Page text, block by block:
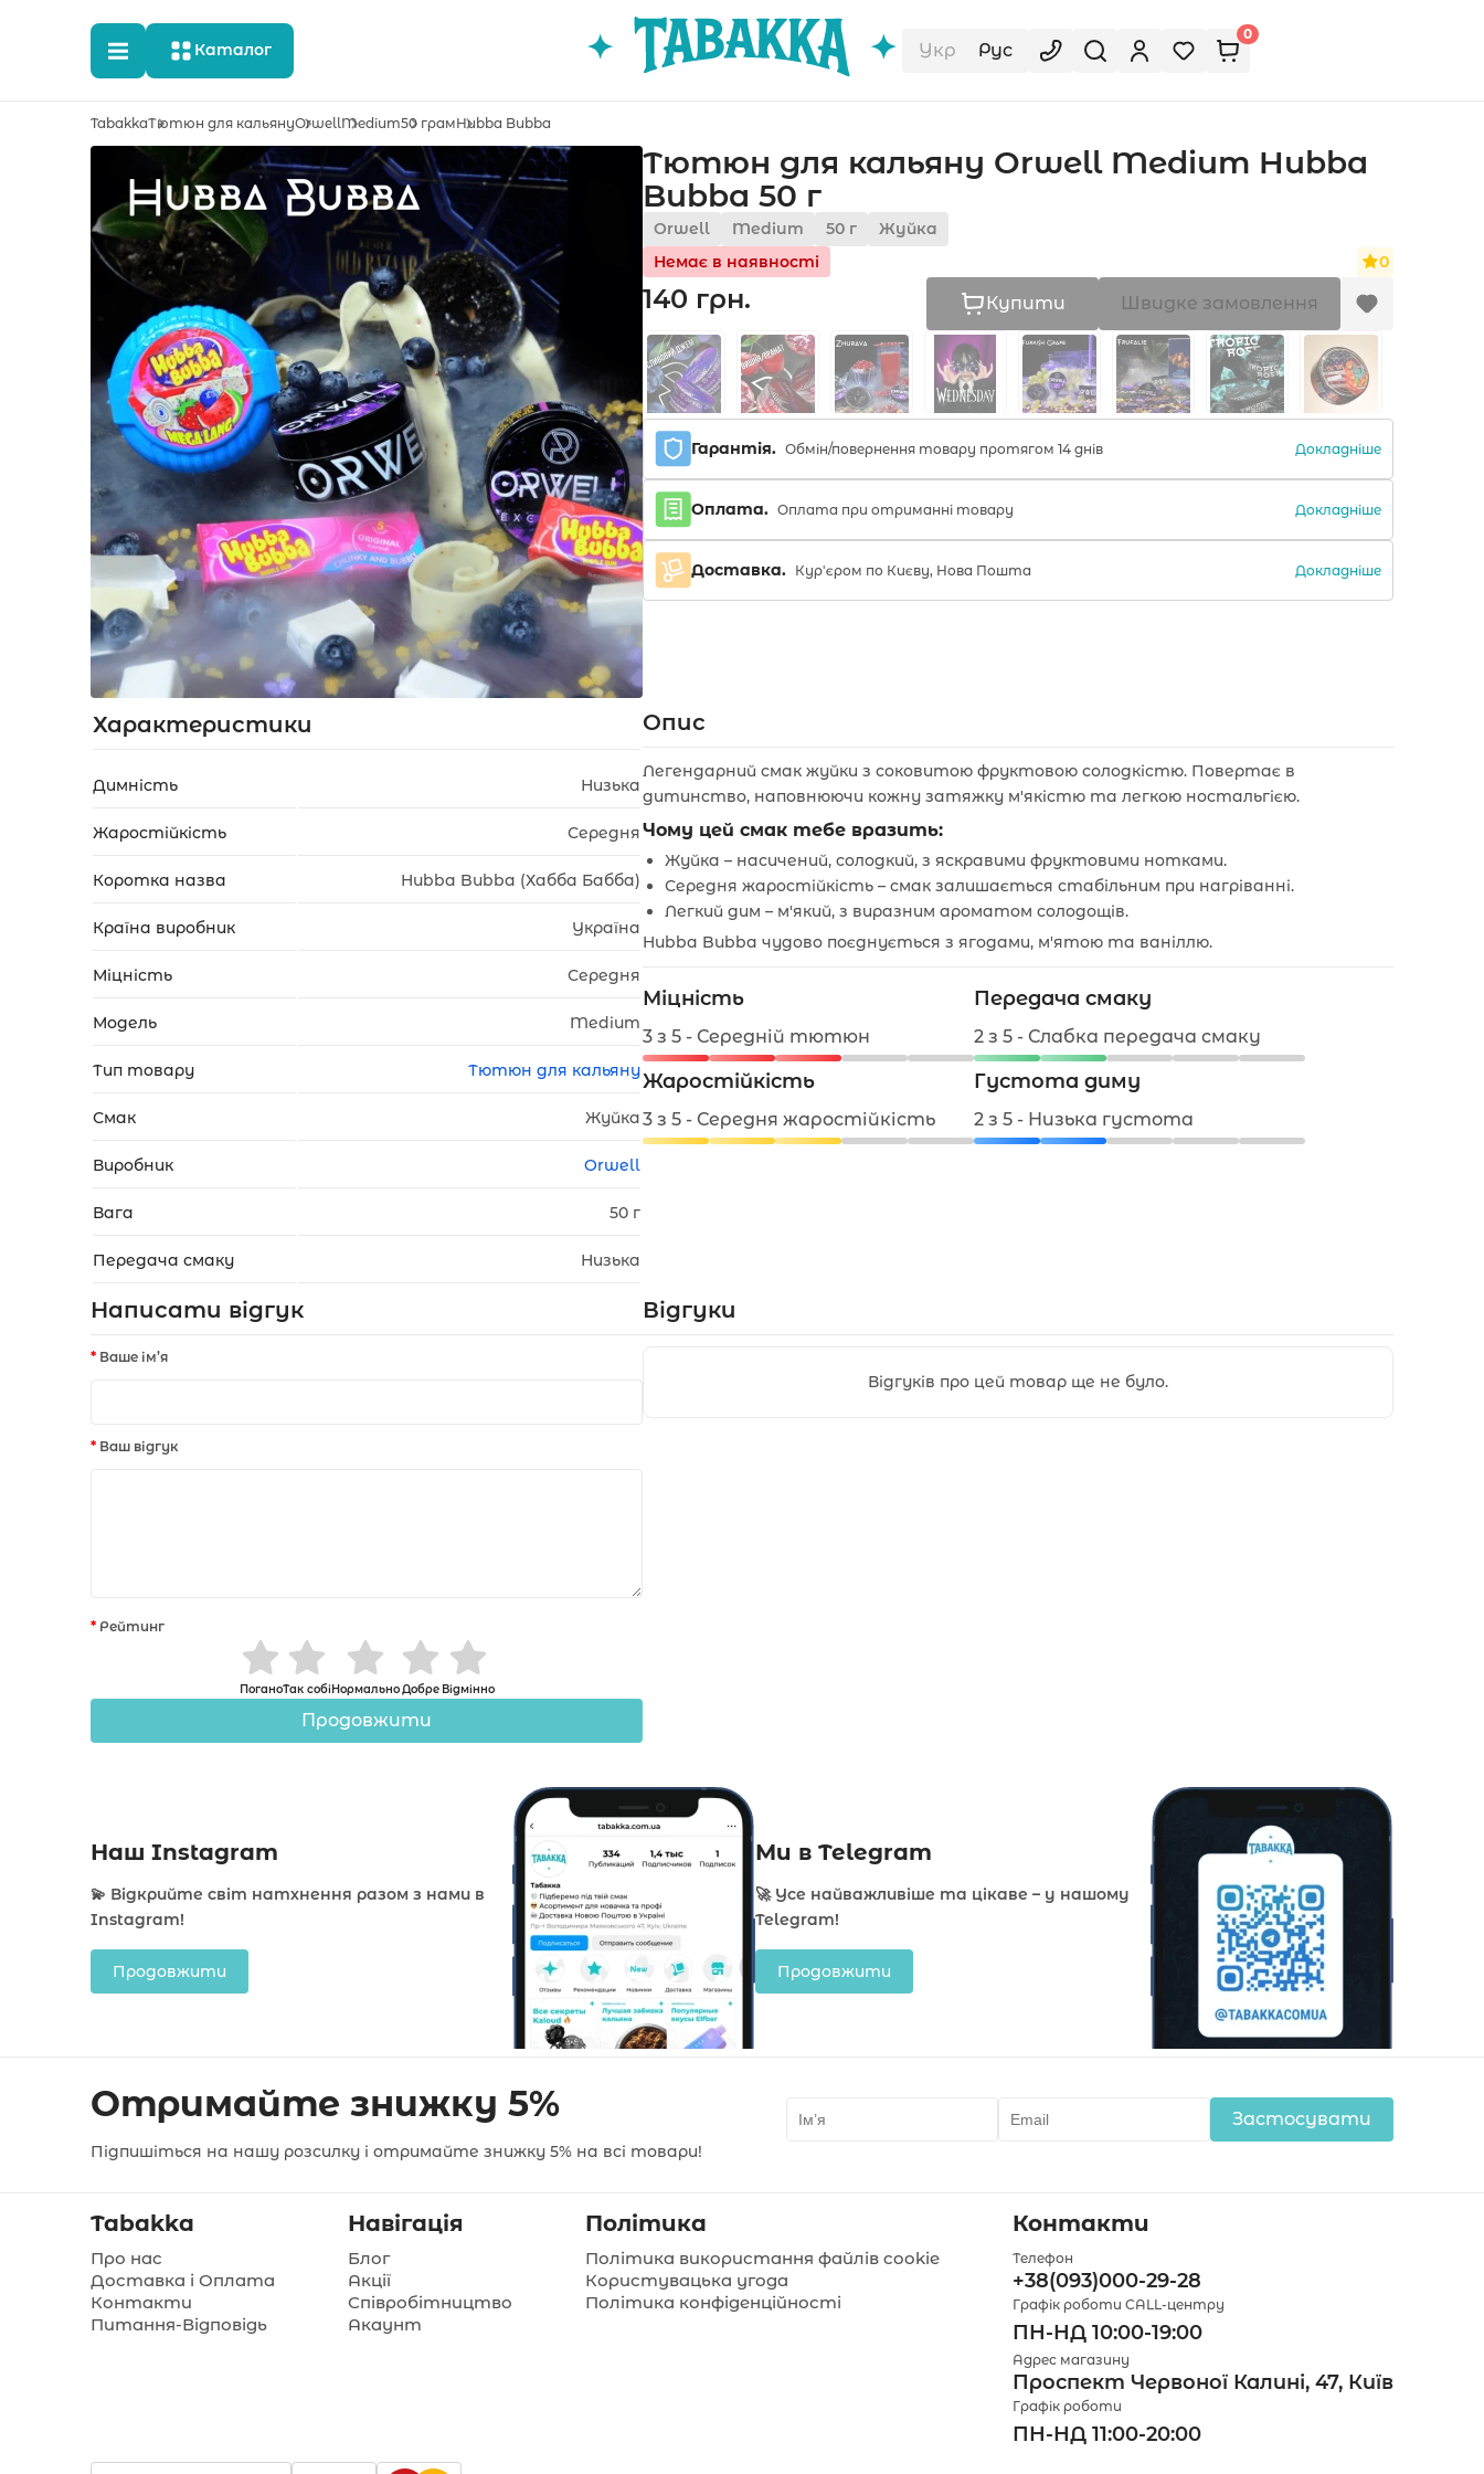
Каталог Укр Рус
0
Укр Рус
TabakkaТютюн для кальянуOrwellMedium50 грамHubba Bubba
Тютюн для кальяну Orwell Medium Hubba
Bubba 50 г
Orwell Medium 50 г
Жуйка
Немає в наявності
0
140 грн. Купити Швидке замовлення
Гарантія. Обмін/повернення товару протягом 14 днів Докладніше
Оплата. Оплата при отриманні товару Докладніше
Доставка. Кур'єром по Києву, Нова Пошта Докладніше
Характеристики
Димність Низька
Жаростійкість Середня
Коротка назва Hubba Bubba (Хабба Бабба)
Країна виробник Україна
Міцність Середня
Модель Medium
Тип товару Тютюн для кальяну
Смак Жуйка
Виробник Orwell
Вага 50 г
Передача смаку Низька
Опис
Легендарний смак жуйки з соковитою фруктовою солодкістю. Повертає в
дитинство, наповнюючи кожну затяжку м'якістю та легкою ностальгією.
Чому цей смак тебе вразить:
Жуйка – насичений, солодкий, з яскравими фруктовими нотками.
Середня жаростійкість – смак залишається стабільним при нагріванні.
Легкий дим – м'який, з виразним ароматом солодощів.
Hubba Bubba чудово поєднується з ягодами, м'ятою та ваніллю.
Міцність
3 з 5 - Середній тютюн
Передача смаку
2 з 5 - Слабка передача смаку
Жаростійкість
3 з 5 - Середня жаростійкість
Густота диму
2 з 5 - Низька густота
Написати відгук
Ваше ім’я
Ваш відгук
Рейтинг
ПоганоТак собіНормальноДобре Відмінно
Продовжити
Відгуки
Відгуків про цей товар ще не було.
Наш Instagram
💫 Відкрийте світ натхнення разом з нами в
Instagram!
Продовжити
Ми в Telegram
🚀 Усе найважливіше та цікаве – у нашому
Telegram!
Продовжити
Отримайте знижку 5%
Підпишіться на нашу розсилку і отримайте знижку 5% на всі товари!
Застосувати
Tabakka
Про нас
Доставка і Оплата
Контакти
Питання-Відповідь
Навігація
Блог
Акції
Співробітництво
Акаунт
Політика
Політика використання файлів cookie
Користувацька угода
Політика конфіденційності
Контакти
Телефон
+38(093)000-29-28
Графік роботи CALL-центру
ПН-НД 10:00-19:00
Адрес магазину
Проспект Червоної Калині, 47, Київ
Графік роботи
ПН-НД 11:00-20:00